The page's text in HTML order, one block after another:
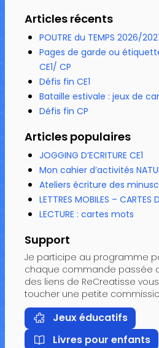
Articles récents
POUTRE du TEMPS 2026/
Pages de garde ou
CE1/ CP
Défis fin CE1
Bataille estivale : jeux de
Défis fin CP
Articles populaires
JOGGING D’ECRITURE CE1
Mon cahier d’activités
Ateliers écriture des
LETTRES MOBILES – CARTES
LECTURE : cartes mots
Support
Je participe au programme
chaque commande passée
des liens de ReCreatisse
toucher une petite
Jeux éducatifs
Livres pour enfants